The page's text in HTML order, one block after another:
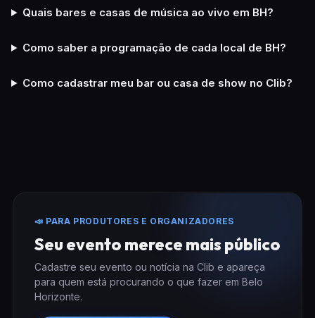
Quais bares e casas de música ao vivo em BH?
Como saber a programação de cada local de BH?
Como cadastrar meu bar ou casa de show no Clib?
📣 PARA PRODUTORES E ORGANIZADORES
Seu evento merece mais público
Cadastre seu evento ou notícia na Clib e apareça
para quem está procurando o que fazer em Belo
Horizonte.